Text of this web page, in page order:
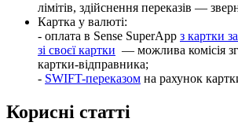
лімітів, здійснення переказів — звер
Картка у валюті:
- оплата в Sense SuperApp з картки за
зі своєї картки — можлива комісія зг
картки-відправника;
- SWIFT-переказом на рахунок картк
Корисні статті